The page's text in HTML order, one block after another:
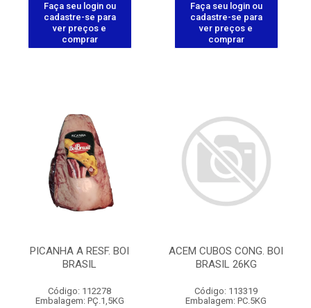
Faça seu login ou
cadastre-se para
ver preços e
comprar
Faça seu login ou
cadastre-se para
ver preços e
comprar
PICANHA A RESF. BOI
BRASIL
Código: 112278
Embalagem: PÇ.1,5KG
ACEM CUBOS CONG. BOI
BRASIL 26KG
Código: 113319
Embalagem: PC.5KG